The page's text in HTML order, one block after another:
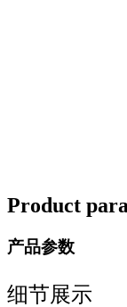
Product
产品参数
细节展示